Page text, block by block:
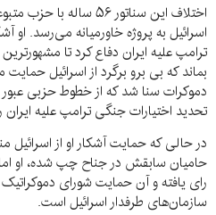
اختلاف این سناتور ۵۶
اسرائیل به پروژه خاورمیانه می‌رسد. او
ترامپ علیه ایران دفاع کرد تا
بماند که بی برو برگرد از اسرائیل
دموکرات سنا شد که از خطوط حزبی
تحدید اختیارات جنگی ترامپ علیه ایران
در حالی که حمایت آشکار او از اسرائیل
حامیان سابقش در جناح چپ شده، او
رای یافته و آن حمایت شورای دموکراتیک
سازمان‌های طرفدار اسرائیل است.